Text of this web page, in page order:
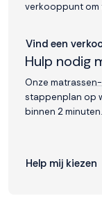
verkooppunt om
Vind een
Hulp nodig
Onze
stappenplan op
binnen 2 minuten.
Help mij kiezen